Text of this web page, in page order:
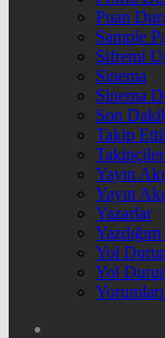
Puan
Sample
Şifremi
Sinema
Sinema
Son
Takip
Yayın
Yayın
Yazarlar
Yol
Yol